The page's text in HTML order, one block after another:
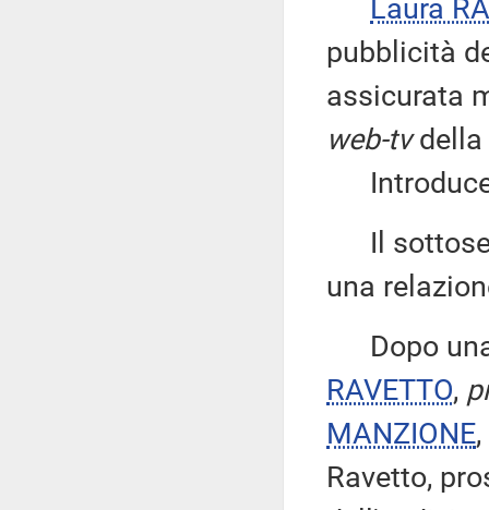
Laura
pubblicità
assicurata
web-tvdella
Il
una
Dopo
RAVETTO,
MANZIONE
Ravetto,